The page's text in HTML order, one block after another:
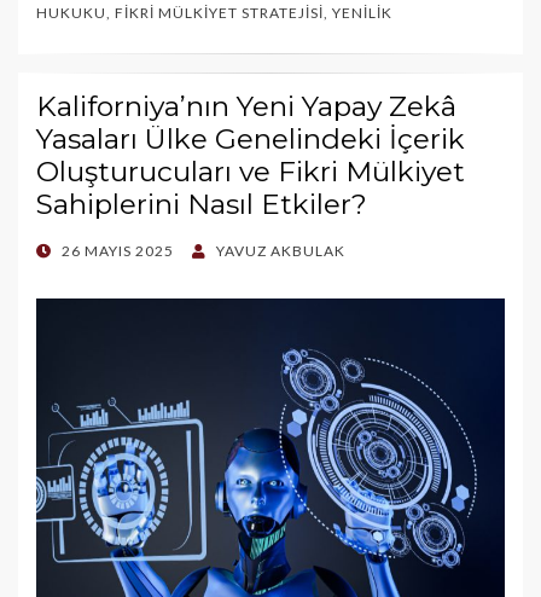
HUKUKU FIKRI MÜLKIYET STRATEJISI YENILIK
Kaliforniya’nın Yeni Yapay Zekâ
Yasaları Ülke Genelindeki İçerik
Oluşturucuları ve Fikri Mülkiyet
Sahiplerini Nasıl Etkiler?
POSTED
26 MAYIS 2025 YAVUZ AKBULAK